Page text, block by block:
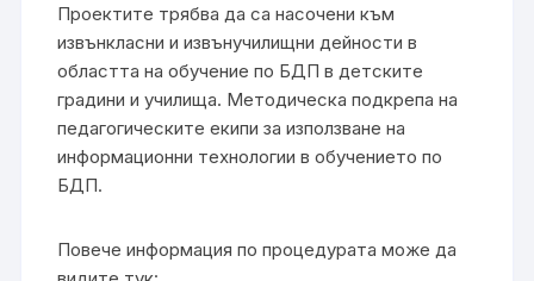
Проектите трябва да са насочени към
извънкласни и извънучилищни дейности в
областта на обучение по БДП в детските
градини и училища. Методическа подкрепа на
педагогическите екипи за използване на
информационни технологии в обучението по
БДП.
Повече информация по процедурата може да